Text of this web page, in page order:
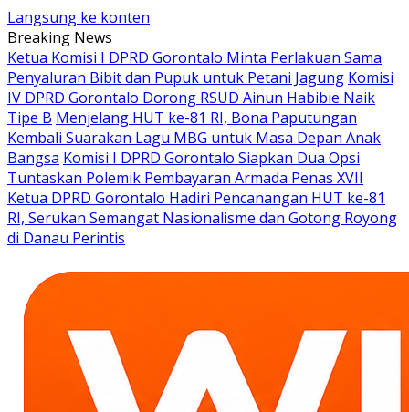
Langsung ke konten
Breaking News
Ketua Komisi I DPRD Gorontalo Minta Perlakuan Sama
Penyaluran Bibit dan Pupuk untuk Petani Jagung Komisi
IV DPRD Gorontalo Dorong RSUD Ainun Habibie Naik
Tipe B Menjelang HUT ke-81 RI, Bona Paputungan
Kembali Suarakan Lagu MBG untuk Masa Depan Anak
Bangsa Komisi I DPRD Gorontalo Siapkan Dua Opsi
Tuntaskan Polemik Pembayaran Armada Penas XVII
Ketua DPRD Gorontalo Hadiri Pencanangan HUT ke-81
RI, Serukan Semangat Nasionalisme dan Gotong Royong
di Danau Perintis